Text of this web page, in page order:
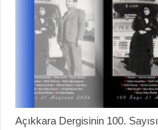
Açıkkara Dergisinin 100. Sayısı